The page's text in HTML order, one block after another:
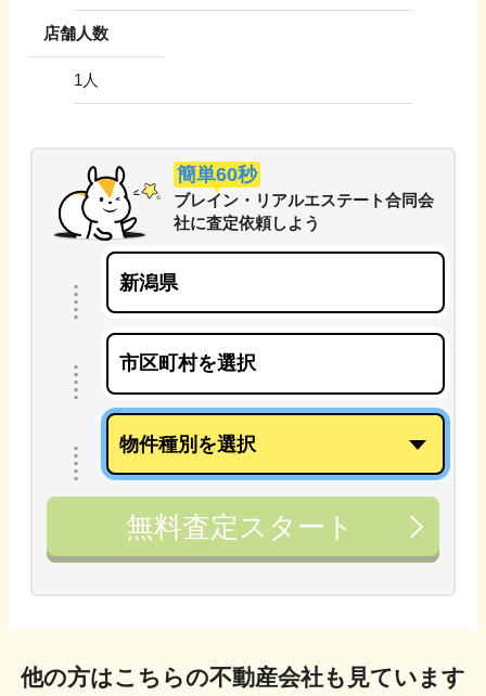
店舗人数
1 人
簡単60秒
ブレイン・リアルエステート合同会
社に査定依頼しよう
無料査定スタート
他の方はこちらの不動産会社も見ています